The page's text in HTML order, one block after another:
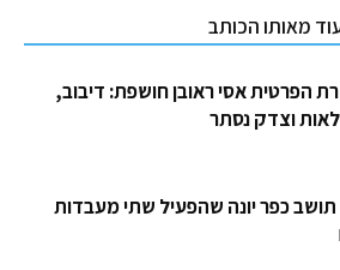
מאותו הכותב
הפרטית אסי ראובן חושפת: דיבוב,
וצדק נסתר
כפר יונה שהפעיל שתי מעבדות